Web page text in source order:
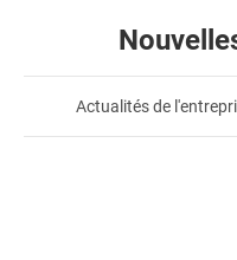
Actualités de